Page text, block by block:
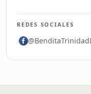
REDES SOCIALES